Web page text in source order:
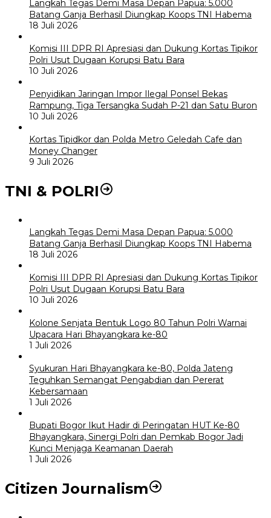
Langkah Tegas Demi Masa Depan Papua: 5.000
Batang Ganja Berhasil Diungkap Koops TNI Habema
18 Juli 2026
Komisi III DPR RI Apresiasi dan Dukung Kortas Tipikor
Polri Usut Dugaan Korupsi Batu Bara
10 Juli 2026
Penyidikan Jaringan Impor Ilegal Ponsel Bekas
Rampung, Tiga Tersangka Sudah P-21 dan Satu Buron
10 Juli 2026
Kortas Tipidkor dan Polda Metro Geledah Cafe dan
Money Changer
9 Juli 2026
TNI & POLRI
Langkah Tegas Demi Masa Depan Papua: 5.000
Batang Ganja Berhasil Diungkap Koops TNI Habema
18 Juli 2026
Komisi III DPR RI Apresiasi dan Dukung Kortas Tipikor
Polri Usut Dugaan Korupsi Batu Bara
10 Juli 2026
Kolone Senjata Bentuk Logo 80 Tahun Polri Warnai
Upacara Hari Bhayangkara ke-80
1 Juli 2026
Syukuran Hari Bhayangkara ke-80, Polda Jateng
Teguhkan Semangat Pengabdian dan Pererat
Kebersamaan
1 Juli 2026
Bupati Bogor Ikut Hadir di Peringatan HUT Ke-80
Bhayangkara, Sinergi Polri dan Pemkab Bogor Jadi
Kunci Menjaga Keamanan Daerah
1 Juli 2026
Citizen Journalism